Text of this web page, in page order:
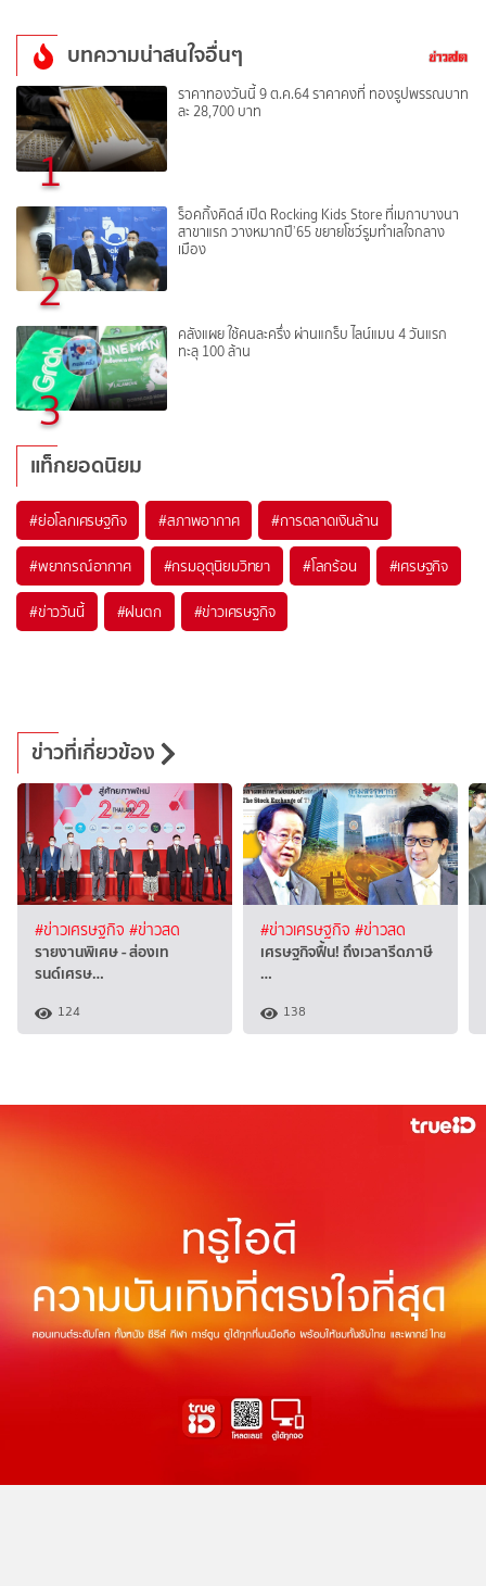
บทความน่าสนใจอื่นๆ
1
ราคาทองวันนี้ 9 ต.ค.64 ราคาคงที่ ทองรูปพรรณบาท
ละ 28,700 บาท
2
ร็อคกิ้งคิดส์ เปิด Rocking Kids Store ที่เมกาบางนา
สาขาแรก วางหมากปี’65 ขยายโชว์รูมทำเลใจกลาง
เมือง
3
คลังแผย ใช้คนละครึ่ง ผ่านแกร็บ ไลน์แมน 4 วันแรก
ทะลุ 100 ล้าน
แท็กยอดนิยม
#ย่อโลกเศรษฐกิจ #สภาพอากาศ #การตลาดเงินล้าน
#พยากรณ์อากาศ #กรมอุตุนิยมวิทยา #โลกร้อน #เศรษฐกิจ
#ข่าววันนี้ #ฝนตก #ข่าวเศรษฐกิจ
ข่าวที่เกี่ยวข้อง
#ข่าวเศรษฐกิจ #ข่าวสด
รายงานพิเศษ - ส่องเท
รนด์เศรษ…
124
#ข่าวเศรษฐกิจ #ข่าวสด
เศรษฐกิจฟื้น! ถึงเวลารีดภาษี
…
138